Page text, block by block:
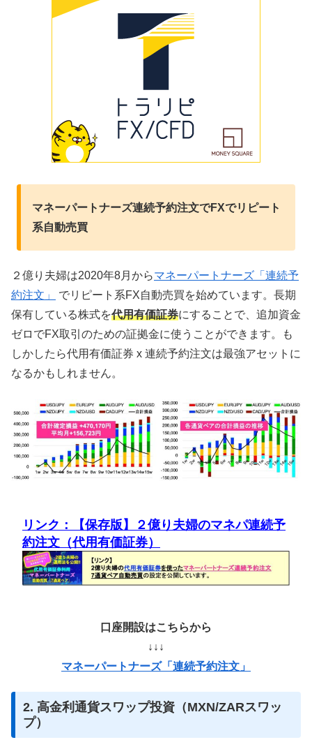
マネーパートナーズ連続予約注文でFXでリピート
系自動売買
２億り夫婦は2020年8月からマネーパートナーズ「連続予
約注文」
でリピート系FX自動売買を始めています。長期
保有している株式を代用有価証券にすることで、追加資金
ゼロでFX取引のための証拠金に使うことができます。も
しかしたら代用有価証券 x 連続予約注文は最強アセットに
なるかもしれません。
リンク：【保存版】２億り夫婦のマネパ連続予
約注文（代用有価証券）
口座開設はこちらから
↓↓↓
マネーパートナーズ「連続予約注文」
2. 高金利通貨スワップ投資（MXN/ZARスワッ
プ）